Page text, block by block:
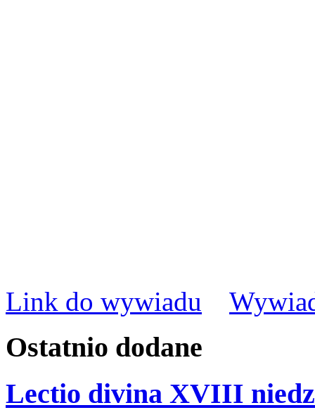
Link do wywiadu
Ostatnio dodane
Lectio divina XVIII